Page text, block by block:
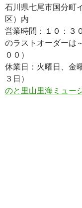
石川県七尾市国分町
区）内
営業時間：１０：３
のラストオーダーは
００）
休業日：火曜日、金
３日）
のと里山里海ミュ